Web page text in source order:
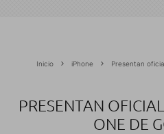
Inicio iPhone Presentan
PRESENTAN
ONE DE